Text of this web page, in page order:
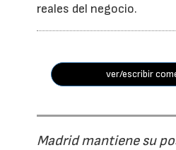
reales del negocio.
ver/escribir
Madrid mantiene su